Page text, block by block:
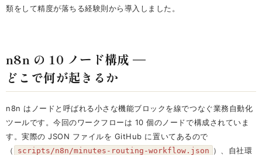
類をして精度が落ちる経験則から導入しました。
n8n の 10 ノード構成 —
どこで何が起きるか
n8n はノードと呼ばれる小さな機能ブロックを線でつなぐ業務自動化
ツールです。今回のワークフローは 10 個のノードで構成されていま
す。実際の JSON ファイルを GitHub に置いてあるので
（
scripts/n8n/minutes-routing-workflow.json ）、自社環